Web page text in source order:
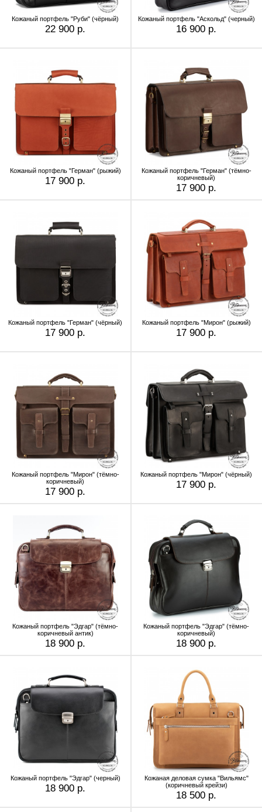
Кожаный портфель "Руби" (чёрный)
22 900 р.
Кожаный портфель "Аскольд" (черный)
16 900 р.
Кожаный портфель "Герман" (рыжий)
17 900 р.
Кожаный портфель "Герман" (тёмно-
коричневый)
17 900 р.
Кожаный портфель "Герман" (чёрный)
17 900 р.
Кожаный портфель "Мирон" (рыжий)
17 900 р.
Кожаный портфель "Мирон" (тёмно-
коричневый)
17 900 р.
Кожаный портфель "Мирон" (чёрный)
17 900 р.
Кожаный портфель "Эдгар" (тёмно-
коричневый антик)
18 900 р.
Кожаный портфель "Эдгар" (тёмно-
коричневый)
18 900 р.
Кожаный портфель "Эдгар" (черный)
18 900 р.
Кожаная деловая сумка "Вильямс"
(коричневый крейзи)
18 500 р.